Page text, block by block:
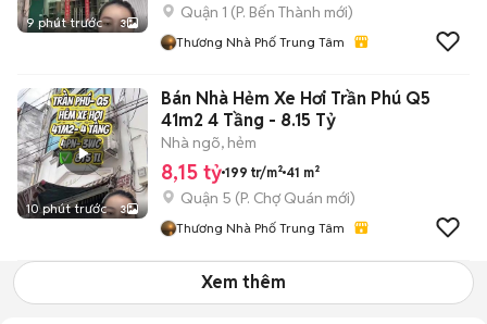
9 phút trước 3
Quận 1 (P. Bến Thành mới)
Thương Nhà Phố Trung Tâm
10 phút trước 3
Bán Nhà Hẻm Xe Hơi Trần Phú Q5
41m2 4 Tầng - 8.15 Tỷ
Nhà ngõ, hẻm
8,15 tỷ 199 tr/m² 41 m²
Quận 5 (P. Chợ Quán mới)
Thương Nhà Phố Trung Tâm
Xem thêm